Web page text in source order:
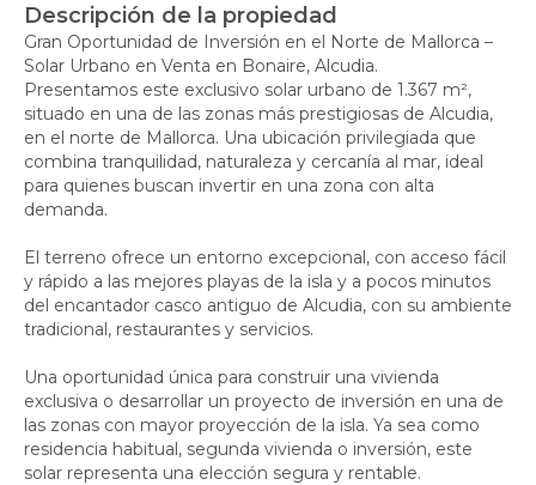
Descripción de la propiedad
Gran Oportunidad de Inversión en el Norte de Mallorca –
Solar Urbano en Venta en Bonaire, Alcudia.
Presentamos este exclusivo solar urbano de 1.367 m²,
situado en una de las zonas más prestigiosas de Alcudia,
en el norte de Mallorca. Una ubicación privilegiada que
combina tranquilidad, naturaleza y cercanía al mar, ideal
para quienes buscan invertir en una zona con alta
demanda.
El terreno ofrece un entorno excepcional, con acceso fácil
y rápido a las mejores playas de la isla y a pocos minutos
del encantador casco antiguo de Alcudia, con su ambiente
tradicional, restaurantes y servicios.
Una oportunidad única para construir una vivienda
exclusiva o desarrollar un proyecto de inversión en una de
las zonas con mayor proyección de la isla. Ya sea como
residencia habitual, segunda vivienda o inversión, este
solar representa una elección segura y rentable.